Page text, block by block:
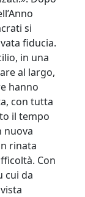
si
fiducia.
in una
al largo,
hanno
con tutta
il tempo
nuova
rinata
Con
cui da